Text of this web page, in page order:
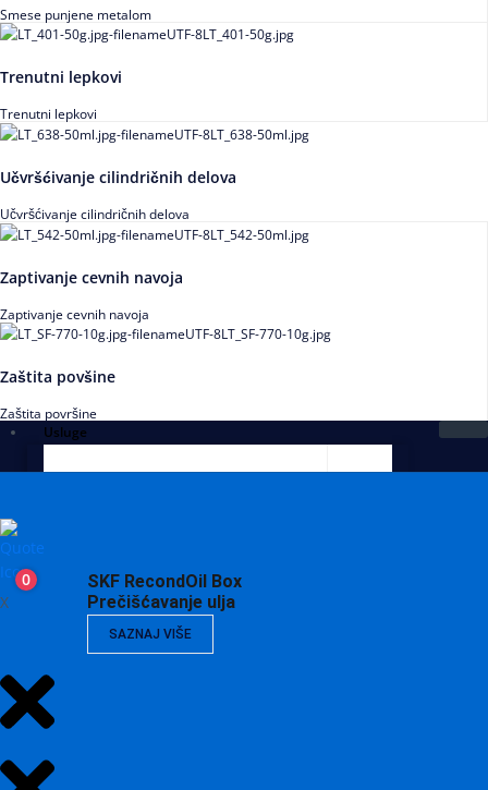
Smese punjene metalom
Trenutni lepkovi
Trenutni lepkovi
Učvršćivanje cilindričnih delova
Učvršćivanje cilindričnih delova
Zaptivanje cevnih navoja
Zaptivanje cevnih navoja
Zaštita povšine
Zaštita površine
Usluge
SKF RecondOil Box
Prečišćavanje ulja
SAZNAJ VIŠE
0
X